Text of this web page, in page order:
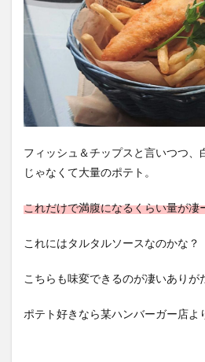
フィッシュ＆チップスと言いつつ、
じゃなくて大量のポテト。
これだけで満腹になるくらい量が凄
これにはタルタルソースなのかな？
こちらも味変できるのが凄いありが
ポテト好きなら某ハンバーガー店よ